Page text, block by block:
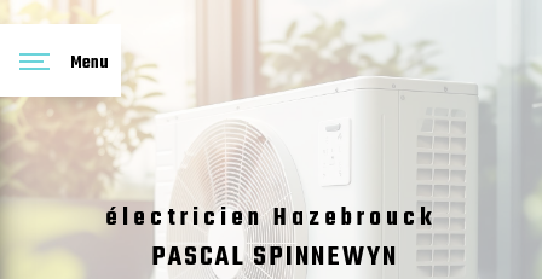
Menu
électricien Hazebrouck
PASCAL SPINNEWYN
Panneau de gestion des cookies